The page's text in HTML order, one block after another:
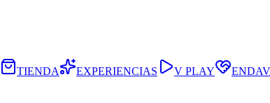
TIENDA EXPERIENCIAS V PLAY